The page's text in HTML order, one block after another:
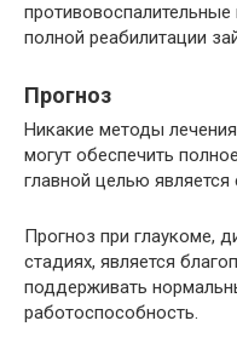
полной реабилитации
Прогноз
Никакие методы
могут обеспечить
главной целью
Прогноз при глаукоме,
стадиях, является
поддерживать
работоспособность.